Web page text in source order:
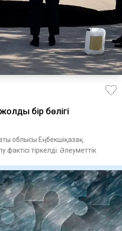
бір бөлігі
облысы Еңбекшіқазақ
тіркелді. Әлеуметтік